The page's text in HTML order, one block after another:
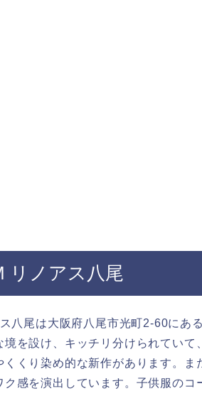
リノアス八尾
八尾は大阪府八尾市光町2-60にあ
境を設け、キッチリ分けられてい
くくり染め的な新作があります。
ク感を演出しています。子供服の